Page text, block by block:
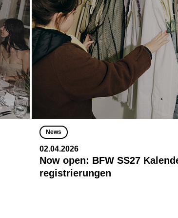
News
02.04.2026
Now open: BFW SS27
registrierungen